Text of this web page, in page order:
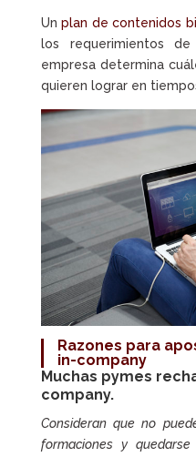
Unplan de contenidos
los requerimientos
empresa determina
quieren lograr en
Razones para
in-company
Muchas pymes
company.
Consideran que no
formaciones y